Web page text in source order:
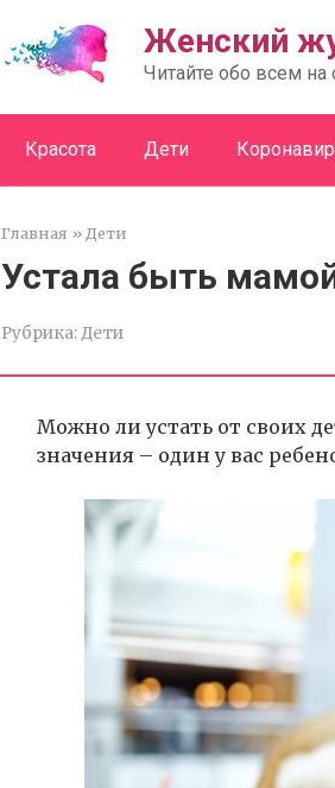
Женский
Читайте обо всем на
Красота Дети
Главная » Дети
Устала быть
Рубрика:Дети
Можно ли устать от своих
значения – один у вас